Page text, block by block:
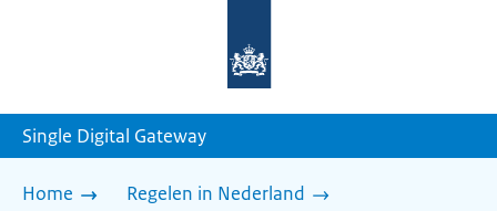
homepage
Single Digital Gateway
Home
Regelen in Nederland